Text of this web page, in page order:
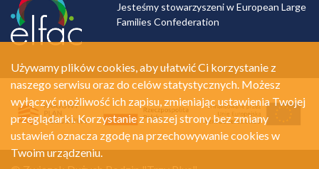
Jesteśmy stowarzyszeni w European Large
Families Confederation
Używamy plików cookies, aby ułatwić Ci korzystanie z
naszego serwisu oraz do celów statystycznych. Możesz
wyłączyć możliwość ich zapisu, zmieniając ustawienia Twojej
przeglądarki. Korzystanie z naszej strony bez zmiany
ustawień oznacza zgodę na przechowywanie cookies w
Twoim urządzeniu.